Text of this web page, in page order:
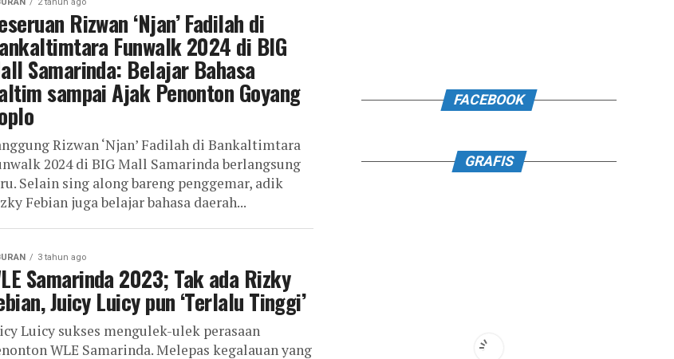
Rizwan ‘Njan’ Fadilah di
Funwalk 2024 di BIG
Samarinda: Belajar Bahasa
sampai Ajak Penonton Goyang
Rizwan ‘Njan’ Fadilah di Bankaltimtara
2024 di BIG Mall Samarinda berlangsung
Selain sing along bareng penggemar, adik
Febian juga belajar bahasa daerah...
3 tahun ago
Samarinda 2023; Tak ada Rizky
Juicy Luicy pun ‘Terlalu Tinggi’
Luicy sukses mengulek-ulek perasaan
WLE Samarinda. Melepas kegalauan yang
FACEBOOK
GRAFIS